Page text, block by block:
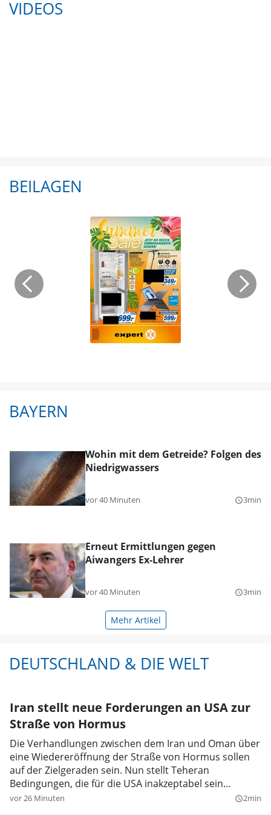
VIDEOS
BEILAGEN
BAYERN
Wohin mit dem Getreide? Folgen des
Niedrigwassers
vor 40 Minuten query_builder3min
Erneut Ermittlungen gegen
Aiwangers Ex-Lehrer
vor 40 Minuten query_builder3min
Mehr Artikel
DEUTSCHLAND & DIE WELT
Iran stellt neue Forderungen an USA zur
Straße von Hormus
Die Verhandlungen zwischen dem Iran und Oman über
eine Wiedereröffnung der Straße von Hormus sollen
auf der Zielgeraden sein. Nun stellt Teheran
Bedingungen, die für die USA inakzeptabel sein
dürften.
vor 26 Minuten query_builder2min